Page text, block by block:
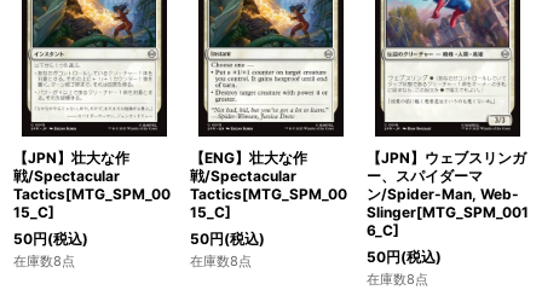
【JPN】壮大な作
戦/Spectacular
Tactics[MTG_SPM_00
15_C]
50円(税込)
在庫数8点
【ENG】壮大な作
戦/Spectacular
Tactics[MTG_SPM_00
15_C]
50円(税込)
在庫数8点
【JPN】ウェブスリンガ
ー、スパイダーマ
ン/Spider-Man, Web-
Slinger[MTG_SPM_001
6_C]
50円(税込)
在庫数8点